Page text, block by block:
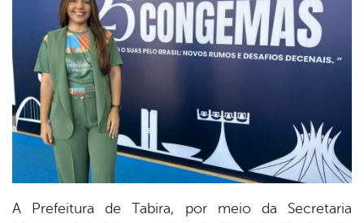
A Prefeitura de Tabira, por meio da Secretaria